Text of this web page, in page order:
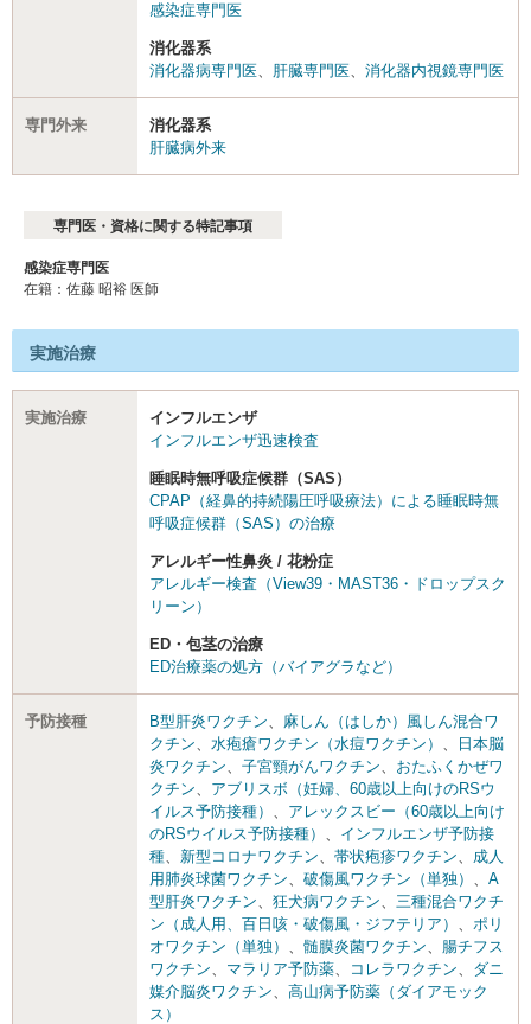
感染症専門医
消化器系
消化器病専門医
肝臓専門医 消化器内視鏡専門医
専門外来
消化器系
肝臓病外来
専門医・資格に関する特記事項
感染症専門医
在籍：佐藤 昭裕 医師
実施治療
実施治療
インフルエンザ
インフルエンザ迅速検査
睡眠時無呼吸症候群（SAS）
CPAP（経鼻的持続陽圧呼吸療法）による睡眠時無
呼吸症候群（SAS）の治療
アレルギー性鼻炎 / 花粉症
アレルギー検査（View39・MAST36・ドロップスク
リーン）
ED・包茎の治療
ED治療薬の処方（バイアグラなど）
予防接種 B型肝炎ワクチン
麻しん（はしか）風しん混合ワ
クチン
水疱瘡ワクチン（水痘ワクチン）
日本脳
炎ワクチン
子宮頸がんワクチン
おたふくかぜワ
クチン
アブリスボ（妊婦、60歳以上向けのRSウ
イルス予防接種）
アレックスビー（60歳以上向け
のRSウイルス予防接種）
インフルエンザ予防接
種
新型コロナワクチン 帯状疱疹ワクチン
成人
用肺炎球菌ワクチン
破傷風ワクチン（単独）
A
型肝炎ワクチン
狂犬病ワクチン
三種混合ワクチ
ン（成人用、百日咳・破傷風・ジフテリア）
ポリ
オワクチン（単独）
髄膜炎菌ワクチン
腸チフス
ワクチン
マラリア予防薬 コレラワクチン
ダニ
媒介脳炎ワクチン
高山病予防薬（ダイアモック
ス）